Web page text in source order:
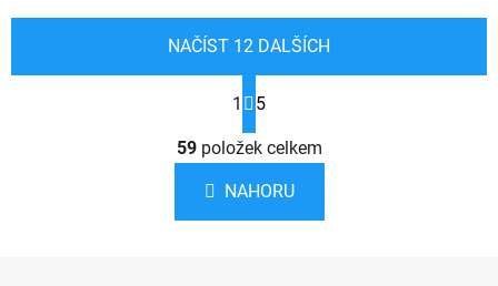
O
v
l
á
d
NAČÍST 12 DALŠÍCH
t
r
á
n
k
1 5
59položek celkem
NAHORU